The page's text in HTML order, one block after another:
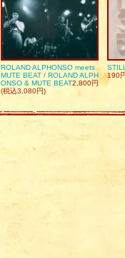
ROLAND ALPHONSO meets
MUTE BEAT / ROLAND ALPH
ONSO & MUTE BEAT2,800円
(税込3,080円)
190